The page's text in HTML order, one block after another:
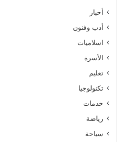
أخبار
أدب وفنون
اسلاميات
الأسرة
تعليم
تكنولوجيا
خدمات
رياضة
سياحة